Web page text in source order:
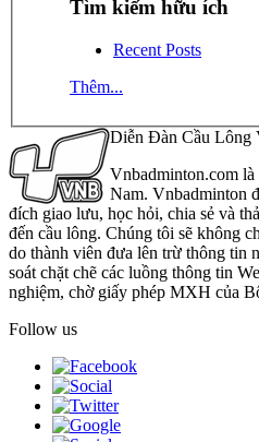
Tìm kiếm hữu ích
Recent Posts
Thêm...
Diễn Đàn Cầu Lông
Vnbadminton.com
Nam. Vnbadminton
đích giao lưu, học hỏi, chia sẻ và
đến cầu lông. Chúng tôi sẽ không
do thành viên đưa lên trừ thông tin
soát chặt chẽ các luồng thông tin
nghiệm, chờ giấy phép MXH của
Follow us